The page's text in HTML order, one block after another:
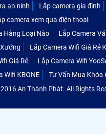
an ninh
Lắp camera gia đình
camera xem qua điện thoại
Hàng Loại Nào
Lắp Camera
Lắp Camera Wifi Giá Rẻ
Giá Rẻ
Lắp Camera Wifi
Wifi KBONE
Tư Vấn Mua Khóa
An Thành Phát. All Rights